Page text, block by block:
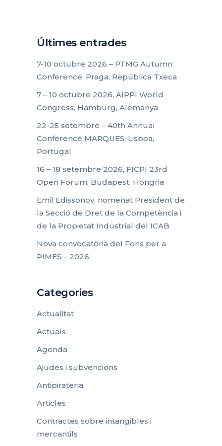
Últimes entrades
7-10 octubre 2026 – PTMG Autumn
Conference, Praga, República Txeca
7 – 10 octubre 2026, AIPPI World
Congress, Hamburg, Alemanya
22-25 setembre – 40th Annual
Conference MARQUES, Lisboa,
Portugal
16 – 18 setembre 2026, FICPI 23rd
Open Forum, Budapest, Hongria
Emil Edissonov, nomenat President de
la Secció de Dret de la Competència i
de la Propietat Industrial del ICAB
Nova convocatòria del Fons per a
PIMES – 2026
Categories
Actualitat
Actuals
Agenda
Ajudes i subvencions
Antipirateria
Articles
Contractes sobre intangibles i
mercantils